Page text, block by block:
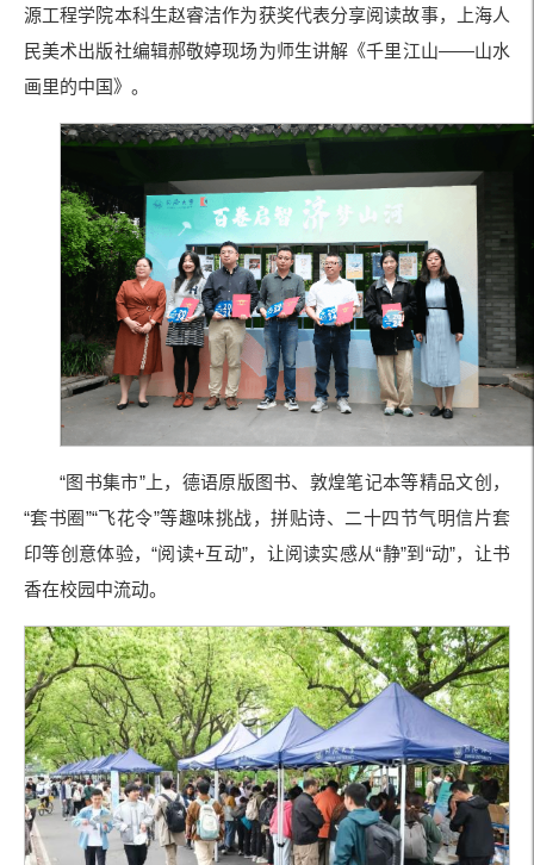
源工程学院本科生赵睿洁作为获奖代表分享阅读故事，上海人
民美术出版社编辑郝敬婷现场为师生讲解《千里江山——山水
画里的中国》。
“图书集市”上，德语原版图书、敦煌笔记本等精品文创，
“套书圈”“飞花令”等趣味挑战，拼贴诗、二十四节气明信片套
印等创意体验，“阅读+互动”，让阅读实感从“静”到“动”，让书
香在校园中流动。